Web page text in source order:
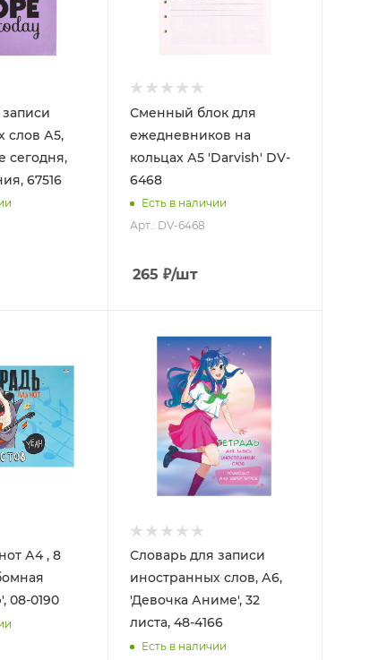
слов А5,
сегодня,
67516
Сменный блок для
ежедневников на
кольцах А5 'Darvish' DV-
6468
Есть в наличии
Арт.: DV-6468
265 ₽/шт
А4 , 8
08-0190
Словарь для записи
иностранных слов, А6,
'Девочка Аниме', 32
листа, 48-4166
Есть в наличии